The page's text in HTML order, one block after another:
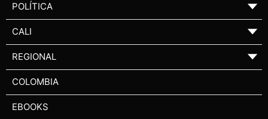
POLÍTICA ▼
CALI ▼
REGIONAL ▼
COLOMBIA
EBOOKS